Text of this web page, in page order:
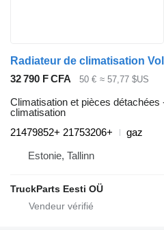
32 790 F CFA 50 € ≈ 57,77 $US
Climatisation et pièces détachées
climatisation
21479852+ 21753206+
gaz
Estonie, Tallinn
TruckParts Eesti OÜ